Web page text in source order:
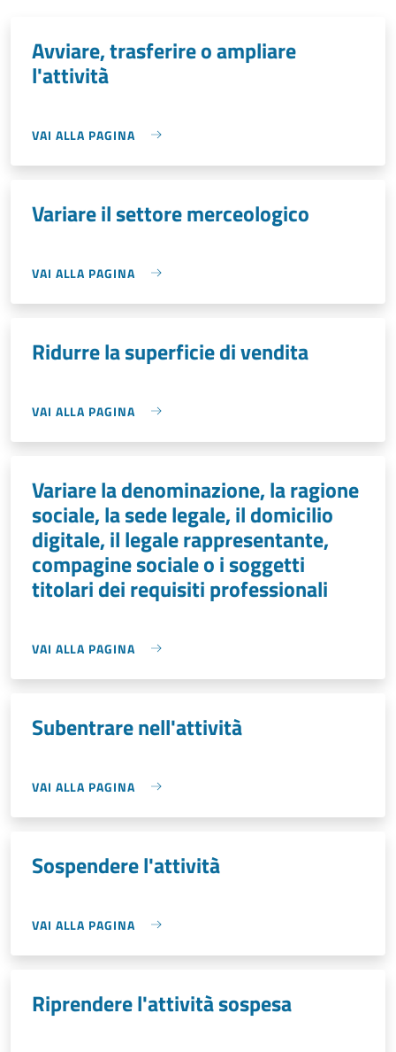
Avviare, trasferire o ampliare
l'attività
VAI ALLA PAGINA
Variare il settore merceologico
VAI ALLA PAGINA
Ridurre la superficie di vendita
VAI ALLA PAGINA
Variare la denominazione, la ragione
sociale, la sede legale, il domicilio
digitale, il legale rappresentante,
compagine sociale o i soggetti
titolari dei requisiti professionali
VAI ALLA PAGINA
Subentrare nell'attività
VAI ALLA PAGINA
Sospendere l'attività
VAI ALLA PAGINA
Riprendere l'attività sospesa